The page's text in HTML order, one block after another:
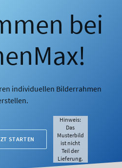
bei
individuellen Bilderrahmen
STARTEN
Hinweis:
Das
Musterbild
ist nicht
Teil der
Lieferung.